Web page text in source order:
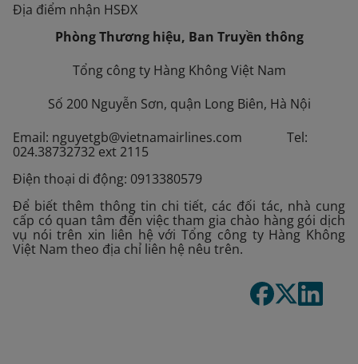
Địa điểm nhận HSĐX
Phòng Thương hiệu, Ban Truyền thông
Tổng công ty Hàng Không Việt Nam
Số 200 Nguyễn Sơn, quận Long Biên, Hà Nội
Email: nguyetgb@vietnamairlines.com Tel:
024.38732732 ext 2115
Điện thoại di động: 0913380579
Để biết thêm thông tin chi tiết, các đối tác, nhà cung
cấp có quan tâm đến việc tham gia chào hàng gói dịch
vụ nói trên xin liên hệ với Tổng công ty Hàng Không
Việt Nam theo địa chỉ liên hệ nêu trên.